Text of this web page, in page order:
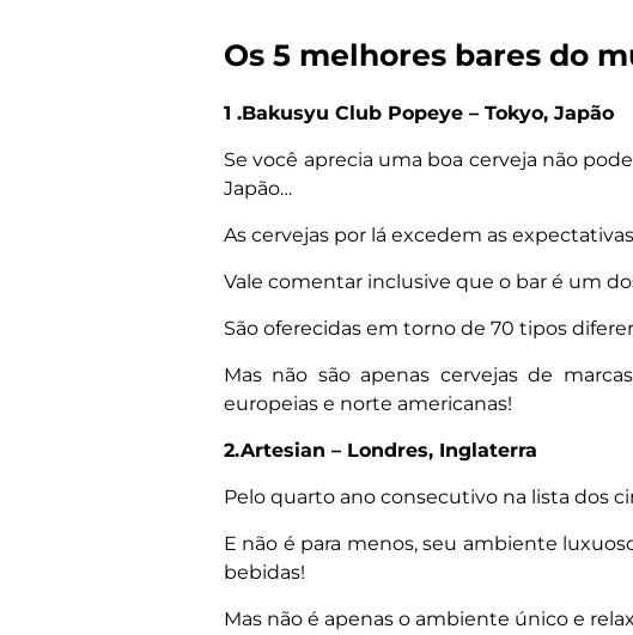
Os 5 melhores bares do
1 .Bakusyu Club Popeye – Tokyo, Japão
Se você aprecia uma boa cerveja não
Japão…
As cervejas por lá excedem as
Vale comentar inclusive que o bar é um
São oferecidas em torno de 70 tipos
Mas não são apenas cervejas de
europeias e norte americanas!
2.Artesian – Londres, Inglaterra
Pelo quarto ano consecutivo na lista dos
E não é para menos, seu ambiente
bebidas!
Mas não é apenas o ambiente único e